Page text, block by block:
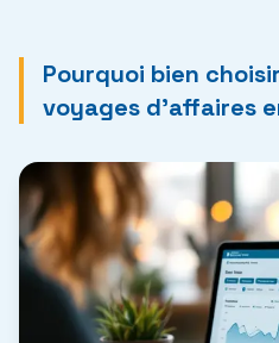
Pourquoi bien
voyages d'affaires